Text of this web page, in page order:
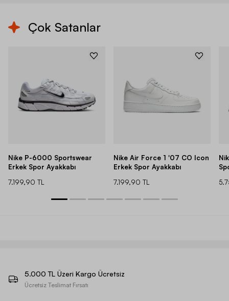
Çok Satanlar
Nike P-6000 Sportswear
Erkek Spor Ayakkabı
7.199,90 TL
Nike Air Force 1 '07 CO Icon
Erkek Spor Ayakkabı
7.199,90 TL
5.000 TL Üzeri Kargo Ücretsiz
Ücretsiz Teslimat Fırsatı